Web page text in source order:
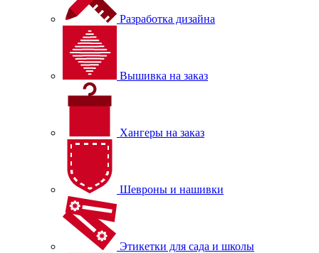
Разработка дизайна
Вышивка на заказ
Хангеры на заказ
Шевроны и нашивки
Этикетки для сада и школы